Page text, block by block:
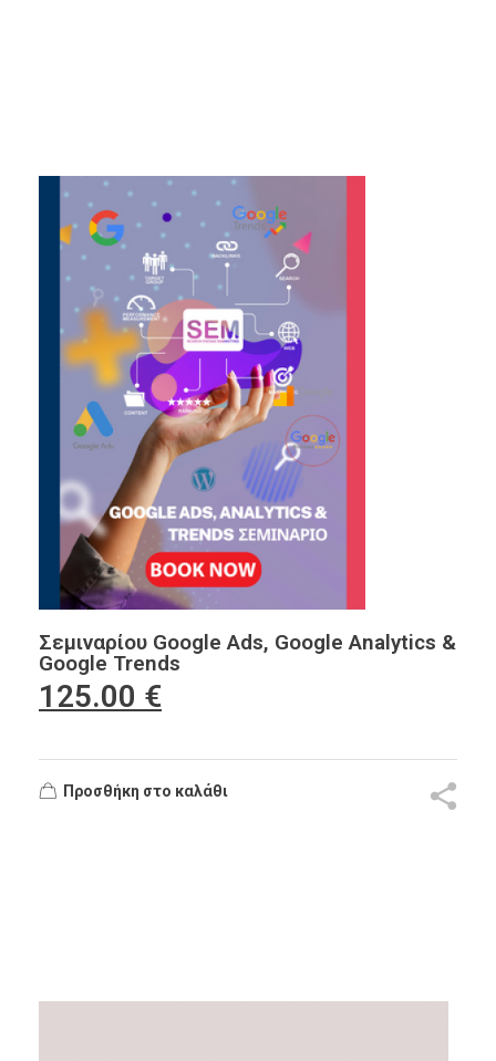
Σεμιναρίου Google Ads, Google Analytics &
Google Trends
125.00 €
Προσθήκη στο καλάθι